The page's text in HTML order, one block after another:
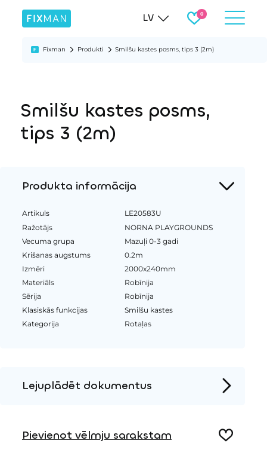
LV
Fixman Produkti Smilšu kastes posms, tips 3 (2m)
Smilšu kastes posms,
tips 3 (2m)
Produkta informācija
Artikuls
LE20583U
Ražotājs
NORNA PLAYGROUNDS
Vecuma grupa
Mazuļi 0-3 gadi
Krišanas augstums
0.2m
Izmēri
2000x240mm
Materiāls
Robīnija
Sērija
Robīnija
Klasiskās funkcijas
Smilšu kastes
Kategorija
Rotaļas
Lejuplādēt dokumentus
Pievienot vēlmju sarakstam